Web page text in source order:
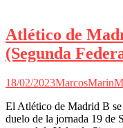
Atlético de
(Segunda
18/02/2023MarcosMarinM
El Atlético de Madrid B
duelo de la jornada 19 de